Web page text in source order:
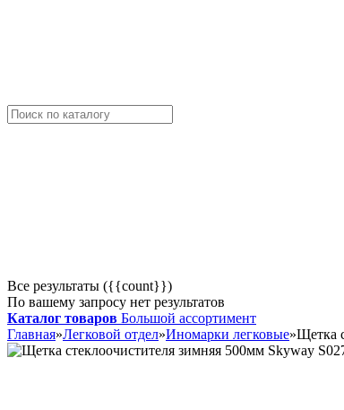
Все результаты ({{count}})
По вашему запросу нет результатов
Каталог товаров Большой ассортимент
Главная»Легковой отдел»Иномарки легковые»Щетка